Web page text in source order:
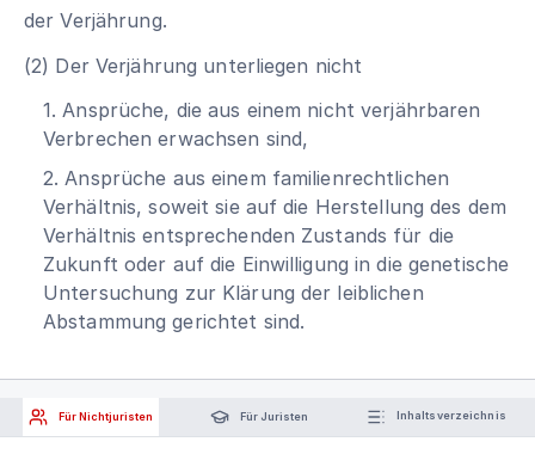
der Verjährung.
(2) Der Verjährung unterliegen nicht
1. Ansprüche, die aus einem nicht verjährbaren
Verbrechen erwachsen sind,
2. Ansprüche aus einem familienrechtlichen
Verhältnis, soweit sie auf die Herstellung des dem
Verhältnis entsprechenden Zustands für die
Zukunft oder auf die Einwilligung in die genetische
Untersuchung zur Klärung der leiblichen
Abstammung gerichtet sind.
Für Nichtjuristen Für Juristen Inhaltsverzeichnis